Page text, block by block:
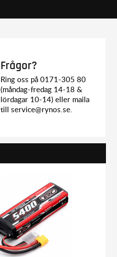
Frågor?
Ring oss på 0171-305 80
(måndag-fredag 14-18 &
lördagar 10-14) eller maila
till service@rynos.se.